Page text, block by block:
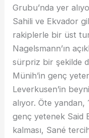
Grubu’nda yer
Sahili ve Ekvador
rakiplerle bir üst
Nagelsmann’ın
sürpriz bir şekilde
Münih’in genç
Leverkusen’in
alıyor. Öte
genç yetenek Said
kalması, Sané